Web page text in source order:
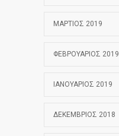
ΜΆΡΤΙΟΣ 2019
ΦΕΒΡΟΥΆΡΙΟΣ 2019
ΙΑΝΟΥΆΡΙΟΣ 2019
ΔΕΚΈΜΒΡΙΟΣ 2018